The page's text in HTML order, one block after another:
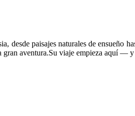
desde paisajes naturales de ensueño
aventura.Su viaje empieza aquí —